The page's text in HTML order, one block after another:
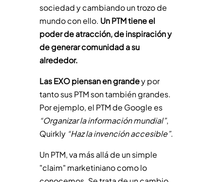
sociedad y cambiando un trozo de
mundo con ello. Un PTM tiene el
poder de atracción, de inspiración y
de generar comunidad a su
alrededor.
Las EXO piensan en grandey por
tanto sus PTM son también grandes.
Por ejemplo, el PTM de Google es
“Organizar la información mundial”,
Quirkly “Haz la invención accesible”.
Un PTM, va más allá de un simple
"claim" marketiniano como lo